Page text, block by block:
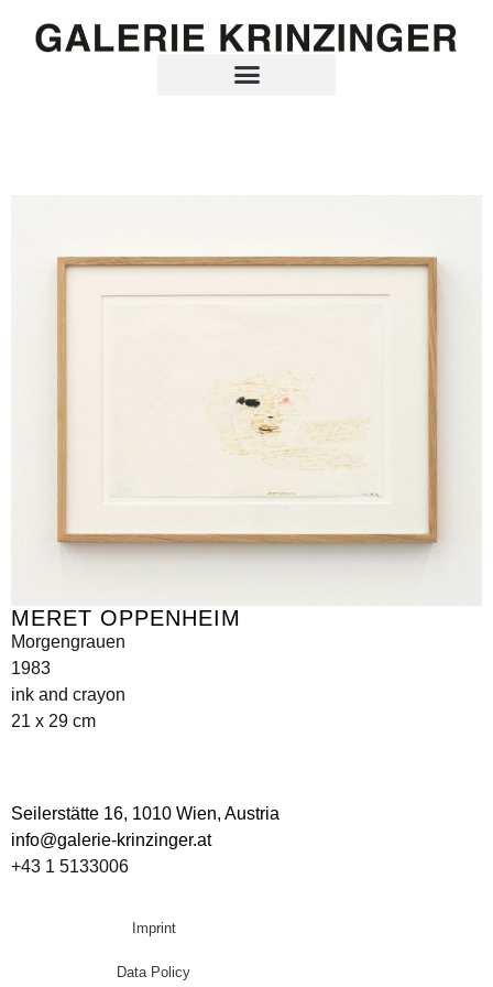
MERET OPPENHEIM
Morgengrauen
1983
ink and crayon
21 x 29 cm
Seilerstätte 16, 1010 Wien, Austria
info@galerie-krinzinger.at
+43 1 5133006
Imprint
Data Policy